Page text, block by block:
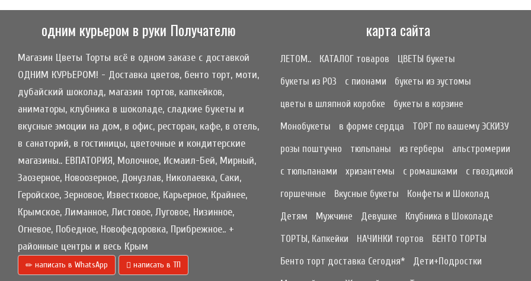
одним курьером в руки Получателю
Магазин Цветы Торты всё в одном заказе с доставкой
ОДНИМ КУРЬЕРОМ! - Доставка цветов, бенто торт, моти,
дубайский шоколад, магазин тортов, капкейков,
аниматоры, клубника в шоколаде, сладкие букеты и
вкусные эмоции на дом, в офис, ресторан, кафе, в отель,
в санаторий, в гостиницы, цветочные и кондитерские
магазины.. ЕВПАТОРИЯ, Молочное, Исмаил-Бей, Мирный,
Заозерное, Новоозерное, Донузлав, Николаевка, Саки,
Геройское, Зерновое, Известковое, Карьерное, Крайнее,
Крымское, Лиманное, Листовое, Луговое, Низинное,
Огневое, Победное, Новофедоровка, Прибрежное.. +
районные центры и весь Крым
написать в WhatsApp написать в ТП
карта сайта
ЛЕТОМ.. КАТАЛОГ товаров
ЦВЕТЫ букеты
букеты из РОЗ
с пионами
букеты из эустомы
цветы в шляпной коробке
букеты в корзине
Монобукеты
в форме сердца
ТОРТ по вашему ЭСКИЗУ
розы поштучно
тюльпаны из герберы
альстромерии
с тюльпанами
хризантемы с ромашками
с гвоздикой
горшечные
Вкусные букеты
Конфеты и Шоколад
Детям
Мужчине Девушке
Клубника в Шоколаде
ТОРТЫ, Капкейки
НАЧИНКИ тортов
БЕНТО ТОРТЫ
Бенто торт доставка Сегодня*
Дети+Подростки